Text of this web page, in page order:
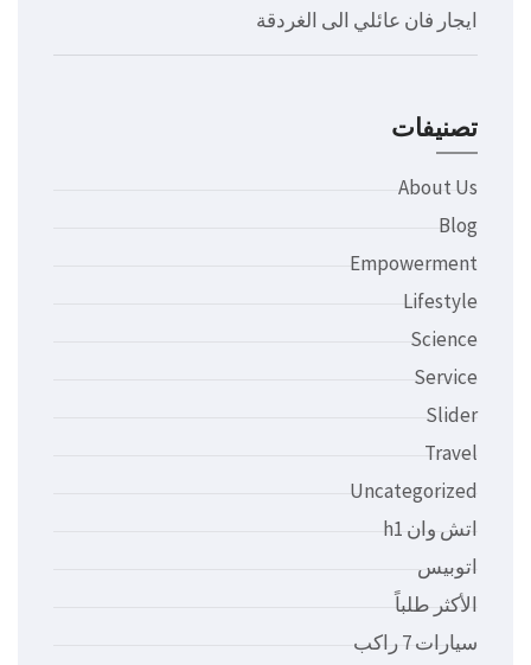
ايجار فان عائلي الى الغردقة
تصنيفات
About Us
Blog
Empowerment
Lifestyle
Science
Service
Slider
Travel
Uncategorized
اتش وان h1
اتوبيس
الأكثر طلباً
سيارات 7 راكب